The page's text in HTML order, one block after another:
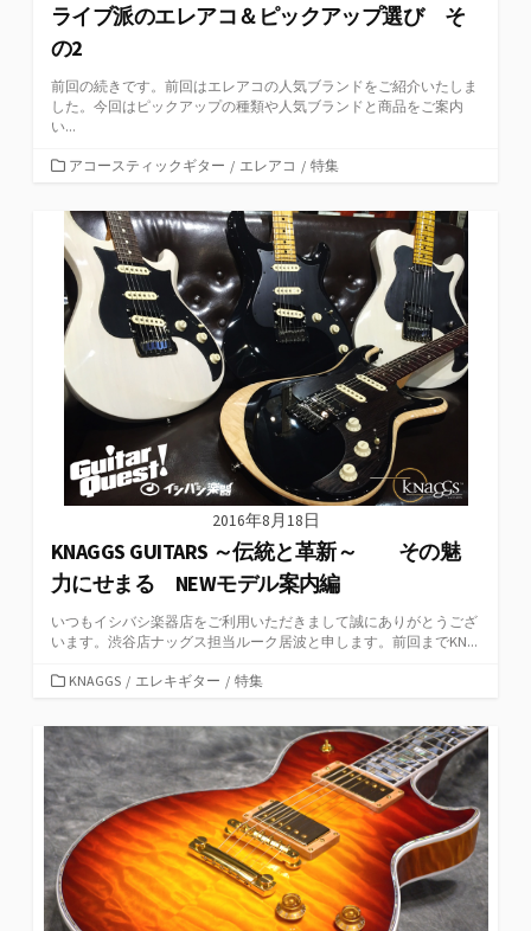
ライブ派のエレアコ＆ピックアップ選び そ
の2
前回の続きです。前回はエレアコの人気ブランドをご紹介いたしま
した。今回はピックアップの種類や人気ブランドと商品をご案内
い...
カ
ゴ
リ
ー
アコースティックギター / エレアコ / 特集
2016年8月18日
KNAGGS GUITARS ～伝統と革新～ その魅
力にせまる NEWモデル案内編
いつもイシバシ楽器店をご利用いただきまして誠にありがとうござ
います。渋谷店ナッグス担当ルーク居波と申します。前回までKN...
カ
ゴ
リ
ー
KNAGGS / エレキギター / 特集